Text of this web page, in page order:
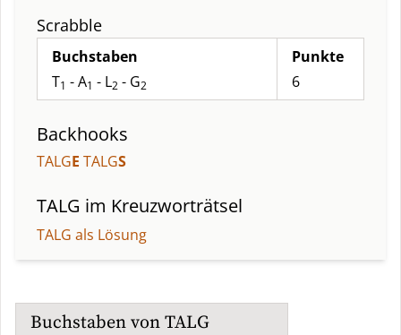
Scrabble
Buchstaben
T1 - A1 - L2 - G2
Punkte
6
Backhooks
TALGE TALGS
TALG im Kreuzworträtsel
TALG als Lösung
Buchstaben von TALG